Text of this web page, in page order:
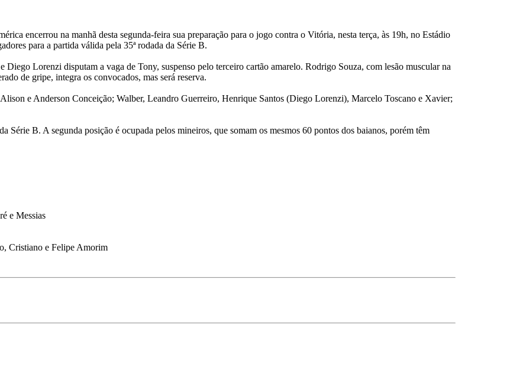
encerrou na manhã desta segunda-feira sua preparação para o jogo contra o Vitória, nesta terça, às 19h, no Estádio
para a partida válida pela 35ª rodada da Série B.
Lorenzi disputam a vaga de Tony, suspenso pelo terceiro cartão amarelo. Rodrigo Souza, com lesão muscular na
de gripe, integra os convocados, mas será reserva.
e Anderson Conceição; Walber, Leandro Guerreiro, Henrique Santos (Diego Lorenzi), Marcelo Toscano e Xavier;
B. A segunda posição é ocupada pelos mineiros, que somam os mesmos 60 pontos dos baianos, porém têm
e Messias
Cristiano e Felipe Amorim